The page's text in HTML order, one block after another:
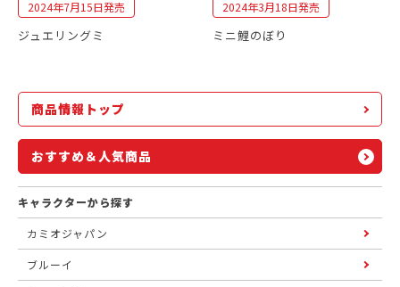
2024年7月15日発売
ジュエリングミ
2024年3月18日発売
ミニ鯉のぼり
商品情報トップ
おすすめ＆人気商品
キャラクターから探す
カミオジャパン
ブルーイ